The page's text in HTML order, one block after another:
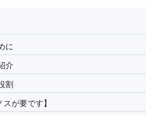
に
介
割
が要です】